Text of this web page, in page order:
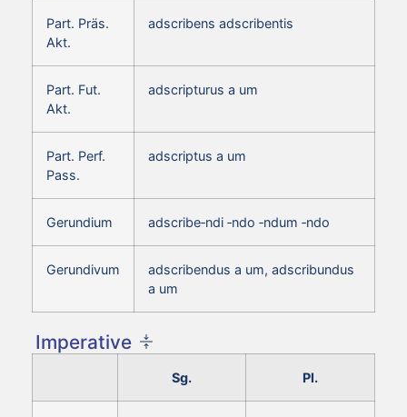
Part. Präs.
Akt.
adscribens adscribentis
Part. Fut.
Akt.
adscripturus a um
Part. Perf.
Pass.
adscriptus a um
Gerundium adscribe‑ndi ‑ndo ‑ndum ‑ndo
Gerundivum
adscribendus a um, adscribundus
a um
Imperative
Sg. Pl.